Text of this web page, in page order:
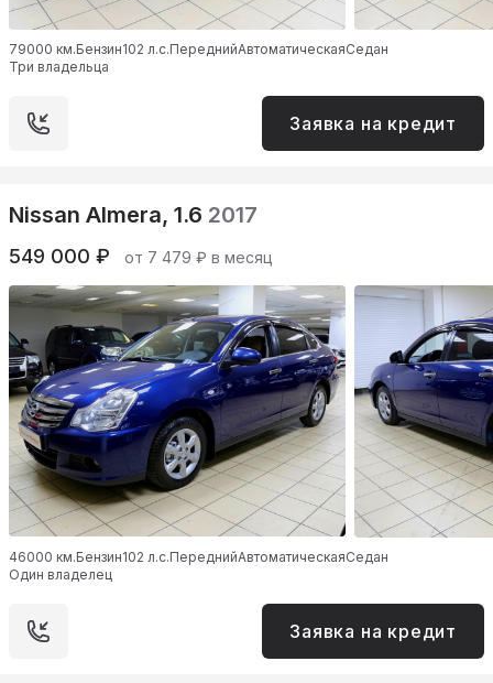
79000 км.Бензин102 л.с.ПереднийАвтоматическаяСедан
Три владельца
Заявка на кредит
Nissan Almera, 1.6 2017
549 000 ₽ от 7 479 ₽ в месяц
46000 км.Бензин102 л.с.ПереднийАвтоматическаяСедан
Один владелец
Заявка на кредит